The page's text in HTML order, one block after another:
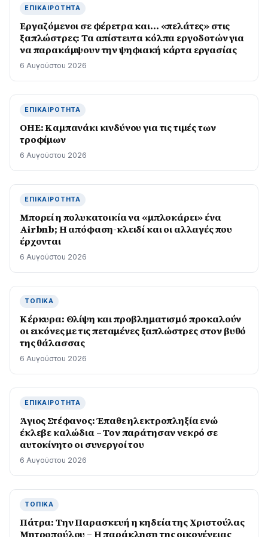
ΕΠΙΚΑΙΡΌΤΗΤΑ
Εργαζόμενοι σε φέρετρα και… «πελάτες» στις
ξαπλώστρες: Τα απίστευτα κόλπα εργοδοτών για
να παρακάμψουν την ψηφιακή κάρτα εργασίας
6 Αυγούστου 2026
ΕΠΙΚΑΙΡΌΤΗΤΑ
ΟΗΕ: Καμπανάκι κινδύνου για τις τιμές των
τροφίμων
6 Αυγούστου 2026
ΕΠΙΚΑΙΡΌΤΗΤΑ
Μπορεί η πολυκατοικία να «μπλοκάρει» ένα
Airbnb; Η απόφαση-κλειδί και οι αλλαγές που
έρχονται
6 Αυγούστου 2026
ΤΟΠΙΚΆ
Κέρκυρα: Θλίψη και προβληματισμό προκαλούν
οι εικόνες με τις πεταμένες ξαπλώστρες στον βυθό
της θάλασσας
6 Αυγούστου 2026
ΕΠΙΚΑΙΡΌΤΗΤΑ
Άγιος Στέφανος: Έπαθε ηλεκτροπληξία ενώ
έκλεβε καλώδια – Τον παράτησαν νεκρό σε
αυτοκίνητο οι συνεργοί του
6 Αυγούστου 2026
ΤΟΠΙΚΆ
Πάτρα: Την Παρασκευή η κηδεία της Χριστούλας
Μητροπούλου – Η παράκληση της οικογένειας